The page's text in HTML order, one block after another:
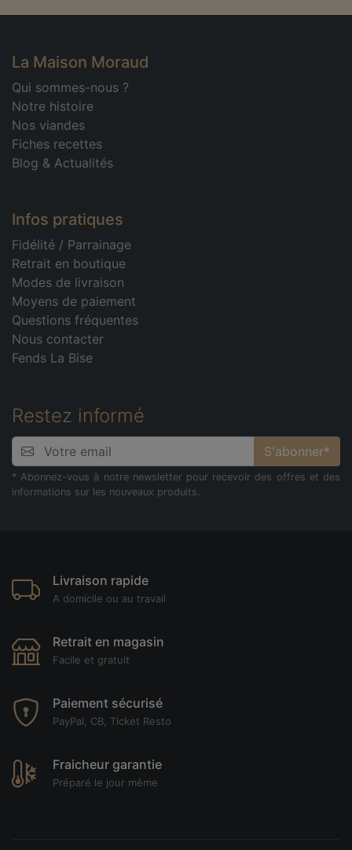
La Maison Moraud
Qui sommes-nous ?
Notre histoire
Nos viandes
Fiches recettes
Blog & Actualités
Infos pratiques
Fidélité / Parrainage
Retrait en boutique
Modes de livraison
Moyens de paiement
Questions fréquentes
Nous contacter
Fends La Bise
Restez informé
S'abonner*
* Abonnez-vous à notre newsletter pour recevoir des offres et des
informations sur les nouveaux produits.
Livraison rapide
A domicile ou au travail
Retrait en magasin
Facile et gratuit
Paiement sécurisé
PayPal, CB, Ticket Resto
Fraicheur garantie
Préparé le jour même